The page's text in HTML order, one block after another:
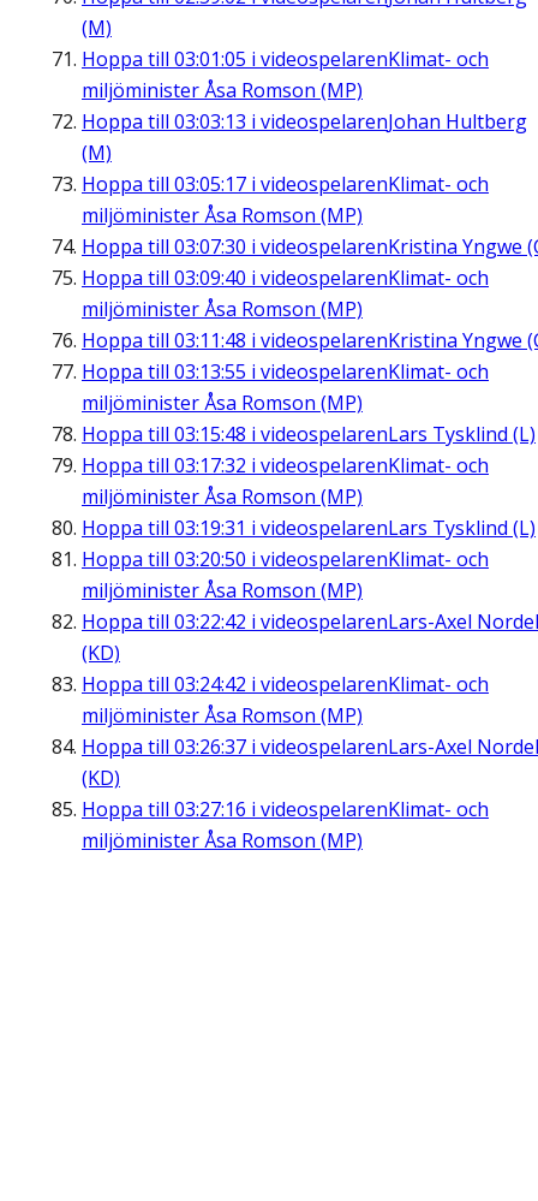
(M)
Hoppa till 03:01:05 i videospelarenKlimat- och
miljöminister Åsa Romson (MP)
Hoppa till 03:03:13 i videospelarenJohan Hultberg
(M)
Hoppa till 03:05:17 i videospelarenKlimat- och
miljöminister Åsa Romson (MP)
Hoppa till 03:07:30 i videospelarenKristina Yngwe
Hoppa till 03:09:40 i videospelarenKlimat- och
miljöminister Åsa Romson (MP)
Hoppa till 03:11:48 i videospelarenKristina Yngwe
Hoppa till 03:13:55 i videospelarenKlimat- och
miljöminister Åsa Romson (MP)
Hoppa till 03:15:48 i videospelarenLars Tysklind (L)
Hoppa till 03:17:32 i videospelarenKlimat- och
miljöminister Åsa Romson (MP)
Hoppa till 03:19:31 i videospelarenLars Tysklind (L)
Hoppa till 03:20:50 i videospelarenKlimat- och
miljöminister Åsa Romson (MP)
Hoppa till 03:22:42 i videospelarenLars-Axel
(KD)
Hoppa till 03:24:42 i videospelarenKlimat- och
miljöminister Åsa Romson (MP)
Hoppa till 03:26:37 i videospelarenLars-Axel
(KD)
Hoppa till 03:27:16 i videospelarenKlimat- och
miljöminister Åsa Romson (MP)